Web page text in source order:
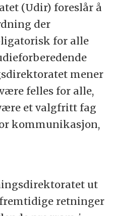
(Udir) foreslår å
der
for alle
mener
felles for alle,
et valgfritt fag
kommunikasjon,
ut
retninger